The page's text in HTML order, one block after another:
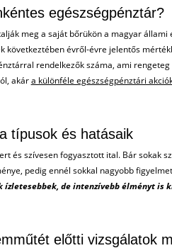
egészségpénztár?
meg a saját bőrükön a magyar állami
következtében évről-évre jelentős
rendelkezők száma, ami
akára különféle egészségpénztári
típusok és hatásaik
és szívesen fogyasztott ital. Bár sokak
pedig ennél sokkal nagyobb
ízletesebbek, de intenzívebb élményt is
előtti vizsgálatok